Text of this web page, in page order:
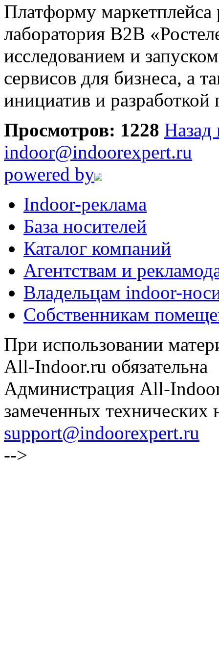
Платформу маркетплейса
лаборатория B2B
исследованием и
сервисов для бизнеса, а
инициатив и
Просмотров: 1228 Назад
indoor@indoorexpert.ru
powered by
Indoor-реклама
База носителей
Каталог компаний
Агентствам и
Владельцам indoor-
Собственникам
При использовании
All-Indoor.ru обязательна
Администрация All-
замеченных технических
support@indoorexpert.ru
-->